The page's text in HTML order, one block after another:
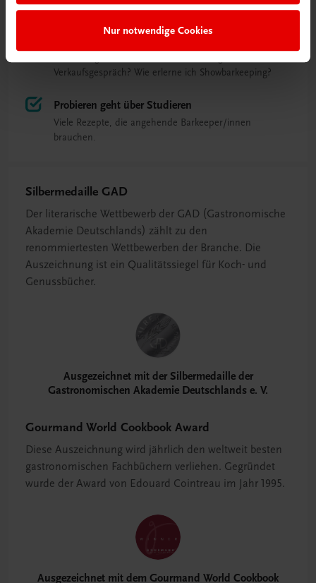
Nur notwendige Cookies
Basiswissen und Trends
Verkaufsgespräch? Wie erlerne ich Showbarkeeping?
Probieren geht über Studieren
Viele Rezepte, die angehende Barkeeper/innen
brauchen.
Silbermedaille GAD
Der literarische Wettbewerb der GAD (Gastronomische
Akademie Deutschlands) zählt zu den
renommiertesten Wettbewerben der Branche. Die
Auszeichnung ist ein Qualitätssiegel für Koch- und
Genussbücher.
Ausgezeichnet mit der Silbermedaille der
Gastronomischen Akademie Deutschlands e. V.
Gourmand World Cookbook Award
Diese Auszeichnung wird jährlich den weltweit besten
gastronomischen Fachbüchern verliehen. Gegründet
wurde der Award von Edouard Cointreau im Jahr 1995.
Ausgezeichnet mit dem Gourmand World Cookbook